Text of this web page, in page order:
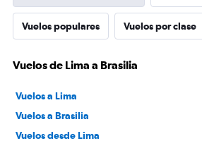
Vuelos populares Vuelos por clase
Vuelos de Lima a Brasilia
Vuelos a Lima
Vuelos a Brasilia
Vuelos desde Lima